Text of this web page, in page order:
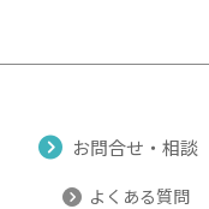
お問合せ・相談
よくある質問